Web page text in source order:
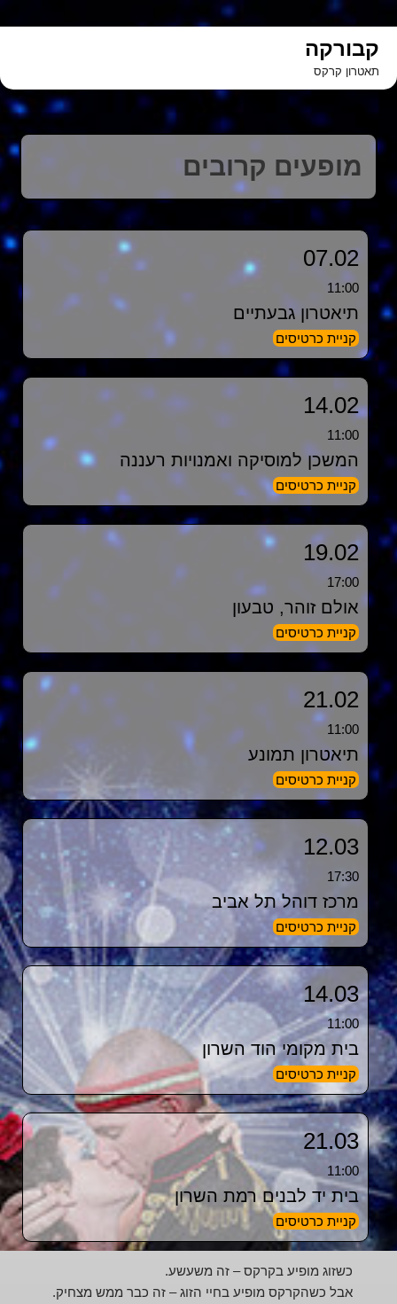
לתוכן
קבורקה
תאטרון קרקס
מופעים קרובים
07.02
11:00
תיאטרון גבעתיים
קניית כרטיסים
14.02
11:00
המשכן למוסיקה ואמנויות רעננה
קניית כרטיסים
19.02
17:00
אולם זוהר, טבעון
קניית כרטיסים
21.02
11:00
תיאטרון תמונע
קניית כרטיסים
12.03
17:30
מרכז דוהל תל אביב
קניית כרטיסים
14.03
11:00
בית מקומי הוד השרון
קניית כרטיסים
21.03
11:00
בית יד לבנים רמת השרון
קניית כרטיסים
כשזוג מופיע בקרקס – זה משעשע.
אבל כשהקרקס מופיע בחיי הזוג – זה כבר ממש מצחיק.